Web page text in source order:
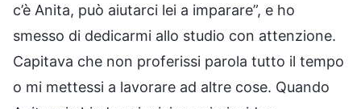
c’è Anita, può aiutarci lei a imparare”, e ho
smesso di dedicarmi allo studio con attenzione.
Capitava che non proferissi parola tutto il tempo
o mi mettessi a lavorare ad altre cose. Quando